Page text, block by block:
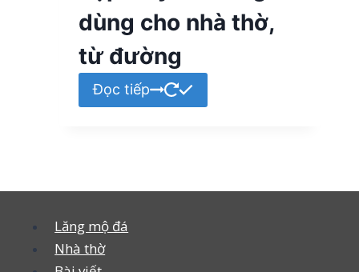
dùng cho nhà thờ,
từ đường
Đọc tiếp
Lăng mộ đá
Nhà thờ